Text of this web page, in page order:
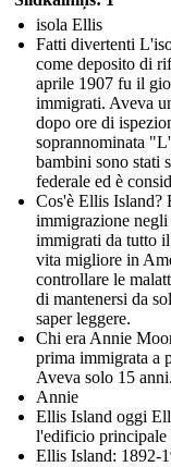
isola Ellis
Fatti divertenti
come deposito di
aprile 1907 fu il
immigrati. Aveva
dopo ore di
soprannominata
bambini sono stati
federale ed è
Cos'è Ellis Island?
immigrazione
immigrati da tutto
vita migliore in
controllare le
di mantenersi da
saper leggere.
Chi era Annie
prima immigrata a
Aveva solo 15 anni.
Annie
Ellis Island oggi
l'edificio principale
Ellis Island: 1892-